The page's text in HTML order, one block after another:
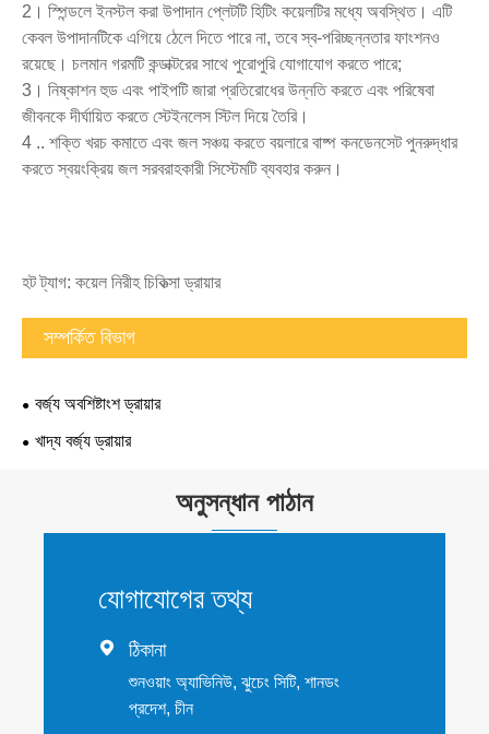
2। স্পিন্ডলে ইনস্টল করা উপাদান প্লেটটি হিটিং কয়েলটির মধ্যে অবস্থিত। এটি
কেবল উপাদানটিকে এগিয়ে ঠেলে দিতে পারে না, তবে স্ব-পরিচ্ছন্নতার ফাংশনও
রয়েছে। চলমান গরমটি কন্ডাক্টরের সাথে পুরোপুরি যোগাযোগ করতে পারে;
3। নিষ্কাশন হুড এবং পাইপটি জারা প্রতিরোধের উন্নতি করতে এবং পরিষেবা
জীবনকে দীর্ঘায়িত করতে স্টেইনলেস স্টিল দিয়ে তৈরি।
4 .. শক্তি খরচ কমাতে এবং জল সঞ্চয় করতে বয়লারে বাষ্প কনডেনসেট পুনরুদ্ধার
করতে স্বয়ংক্রিয় জল সরবরাহকারী সিস্টেমটি ব্যবহার করুন।
হট ট্যাগ: কয়েল নিরীহ চিকিত্সা ড্রায়ার
সম্পর্কিত বিভাগ
বর্জ্য অবশিষ্টাংশ ড্রায়ার
খাদ্য বর্জ্য ড্রায়ার
অনুসন্ধান পাঠান
যোগাযোগের তথ্য
 ঠিকানা
শুনওয়াং অ্যাভিনিউ, ঝুচেং সিটি, শানডং
প্রদেশ, চীন